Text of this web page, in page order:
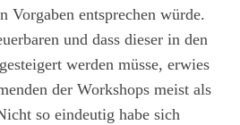
Vorgaben entsprechen würde.
und dass dieser in den
werden müsse, erwies
der Workshops meist als
so eindeutig habe sich